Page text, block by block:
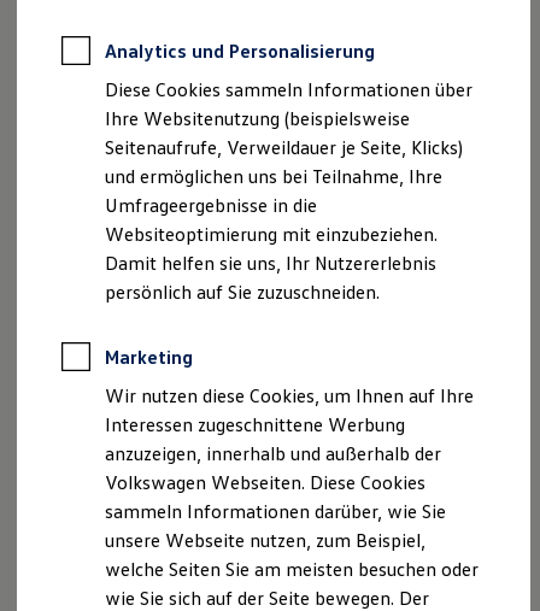
Professional Class bei Volkswagen
Behörden
Direktkunden
Sonderfahrzeuge
Anpfiff zum Gewinn
Elektromobilität
Elektroautos
ID. Tutorials
Elektrofahrzeugkonzepte
ID. EVERY1
Reichweite
Rekuperation
Laden unterwegs
Laden Zuhause
Ladestationen finden
Ladezeitensimulator
Batterie
Sicherheit
Nachhaltigkeit
Technologie
Kosten und Kauf
Mehr zum Polo erfahren
Der neue ID.3 Neo
So geht neu. Klar im Design. Stark im Alltag.
Entdecken Sie jetzt den neuen ID.3 Neo!
Mehr zum ID.3 Neo erfahren
Analytics und Personalisierung
Diese Cookies sammeln Informationen über
Ihre Websitenutzung (beispielsweise
Seitenaufrufe, Verweildauer je Seite, Klicks)
und ermöglichen uns bei Teilnahme, Ihre
Umfrageergebnisse in die
Websiteoptimierung mit einzubeziehen.
Damit helfen sie uns, Ihr Nutzererlebnis
persönlich auf Sie zuzuschneiden.
Marketing
Wir nutzen diese Cookies, um Ihnen auf Ihre
Interessen zugeschnittene Werbung
anzuzeigen, innerhalb und außerhalb der
Volkswagen Webseiten. Diese Cookies
sammeln Informationen darüber, wie Sie
unsere Webseite nutzen, zum Beispiel,
welche Seiten Sie am meisten besuchen oder
wie Sie sich auf der Seite bewegen. Der